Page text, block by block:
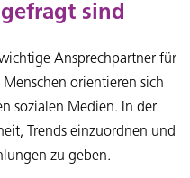
sind
Ansprechpartner für
orientieren sich
sozialen Medien. In der
Trends einzuordnen und
zu geben.